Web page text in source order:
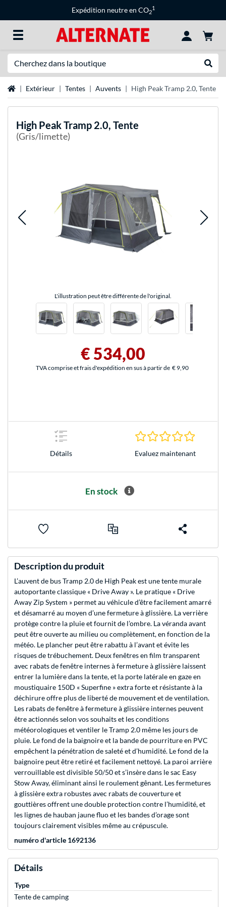
Expédition neutre en CO2
1
Page d'accueil
Extérieur Tentes Auvents High Peak Tramp 2.0, Tente
High PeakTramp 2.0, Tente
(Gris/limette)
L'illustration peut être différente de l'original.
€ 534,00
TVA comprise et frais d'expédition en sus à partir de € 9,90
Détails Evaluez maintenant
En stock
Description du produit
L’auvent de bus Tramp 2.0 de High Peak est une tente murale
autoportante classique « Drive Away ». Le pratique « Drive
Away Zip System » permet au véhicule d’être facilement amarré
et désamarré au moyen d’une fermeture à glissière. La verrière
protège contre la pluie et fournit de l’ombre. La véranda avant
peut être ouverte au milieu ou complètement, en fonction de la
météo. Le plancher peut être rabattu à l’avant et évite les
risques de trébuchement. Deux fenêtres en film transparent
avec rabats de fenêtre internes à fermeture à glissière laissent
entrer la lumière dans la tente, et la porte latérale en gaze en
moustiquaire 150D « Superfine » extra forte et résistante à la
déchirure offre plus de liberté de mouvement et de ventilation.
Les rabats de fenêtre à fermeture à glissière internes peuvent
être actionnés selon vos souhaits et les conditions
météorologiques et ventiler le Tramp 2.0 même les jours de
pluie. Le fond de la baignoire et la bande de pourriture en PVC
empêchent la pénétration de saleté et d’humidité. Le fond de la
baignoire peut être retiré et facilement nettoyé. La paroi arrière
verrouillable est divisible 50/50 et s’insère dans le sac Easy
Stow Away, éliminant ainsi le roulement gênant. Les fermetures
à glissière extra robustes avec rabats de couverture et
gouttières offrent une double protection contre l’humidité, et
les lignes de hauban jaune fluo et les bandes d’orage sont
toujours clairement visibles même au crépuscule.
numéro d'article 1692136
Détails
Type
Tente de camping